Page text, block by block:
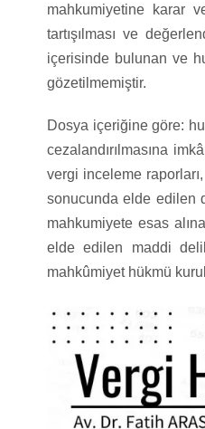
mahkumiyetine karar
tartışılması ve
içerisinde bulunan ve
gözetilmemiştir.
Dosya içeriğine göre:
cezalandırılmasına
vergi inceleme
sonucunda elde edilen
mahkumiyete esas
elde edilen maddi
mahkûmiyet hükmü